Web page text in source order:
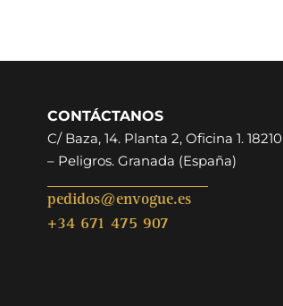
CONTÁCTANOS
C/ Baza, 14. Planta 2, Oficina 1. 18210
– Peligros. Granada (España)
pedidos@envogue.es
+34 671 475 907